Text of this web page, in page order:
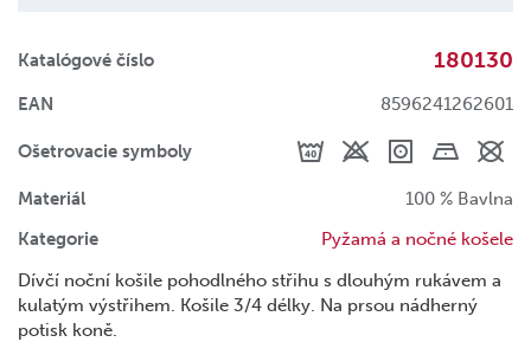
Katalógové číslo 180130
EAN 8596241262601
Ošetrovacie symboly
Materiál
100 % Bavlna
Kategorie
Pyžamá a nočné košele
Dívčí noční košile pohodlného střihu s dlouhým rukávem a
kulatým výstřihem. Košile 3/4 délky. Na prsou nádherný
potisk koně.